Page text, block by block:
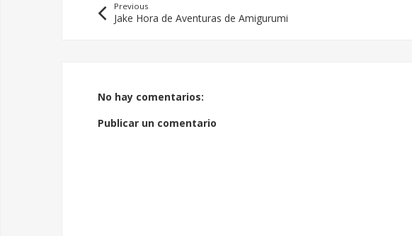
Previous
Jake Hora de Aventuras de Amigurumi
No hay comentarios:
Publicar un comentario